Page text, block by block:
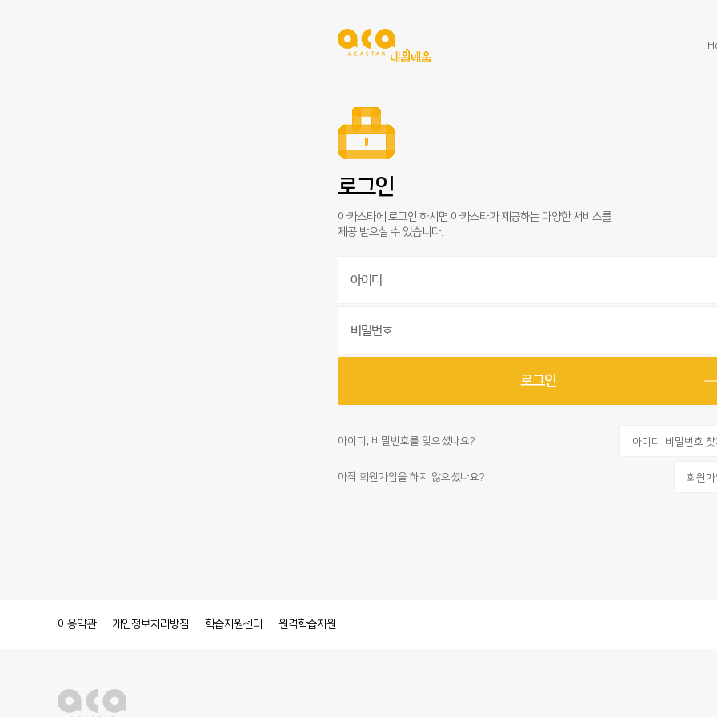
로그인
아카스타에 로그인 하시면 아카스타가 제공하는 다양한 서비스를
제공 받으실 수 있습니다.
아이디, 비밀번호를 잊으셨나요? 아이디·비밀번호
아직 회원가입을 하지 않으셨나요? 회원
이용약관 개인정보처리방침 학습지원센터 원격학습지원